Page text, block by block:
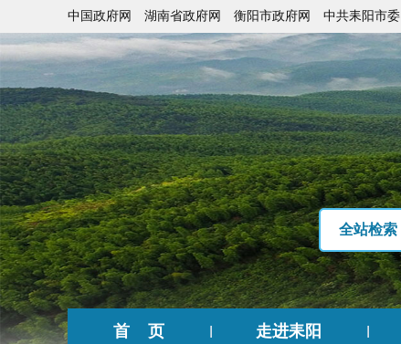
中国政府网 湖南省政府网 衡阳市政府网 中共耒阳市委
全站检索
首 页 走进耒阳